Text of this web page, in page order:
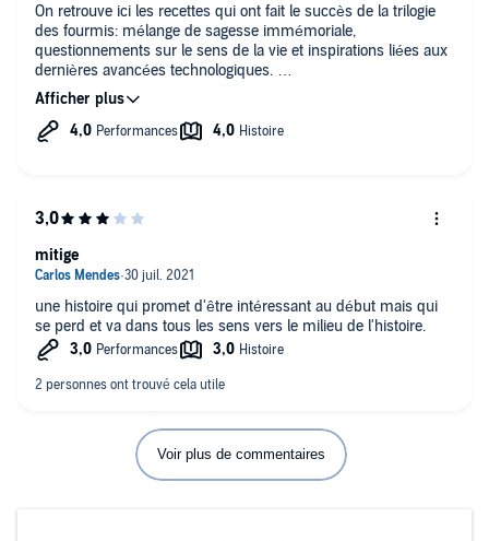
On retrouve ici les recettes qui ont fait le succès de la trilogie
des fourmis: mélange de sagesse immémoriale,
questionnements sur le sens de la vie et inspirations liées aux
dernières avancées technologiques.
Ce premier tome ouvre une réflexion sur le devenir de
l’humanité et l’idée de renouvèlements cycliques. La
valorisation de caractéristiques telles que la féminité ou la
La lecture est agréable même si parfois l’emphase est un peu
trop présente.
une histoire qui promet d'être intéressant au début mais qui
se perd et va dans tous les sens vers le milieu de l'histoire.
mitige
Voir plus de commentaires